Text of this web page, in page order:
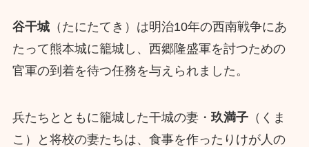
谷干城（たにたてき）は明治10年の西南戦争にあ
たって熊本城に籠城し、西郷隆盛軍を討つための
官軍の到着を待つ任務を与えられました。
兵たちとともに籠城した干城の妻・ 玖満子（くま
こ）と将校の妻たちは、食事を作ったりけが人の